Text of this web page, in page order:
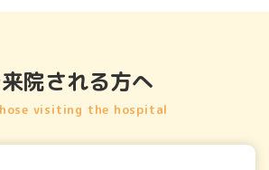
院される方へ
visiting the hospital